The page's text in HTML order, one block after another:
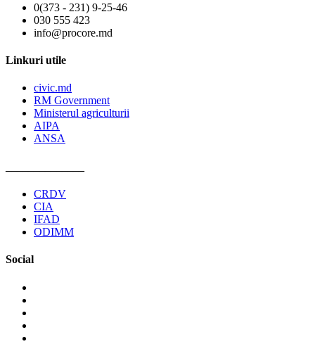
0(373 - 231) 9-25-46
030 555 423
info@procore.md
Linkuri utile
civic.md
RM Government
Ministerul agriculturii
AIPA
ANSA
CRDV
CIA
IFAD
ODIMM
Social